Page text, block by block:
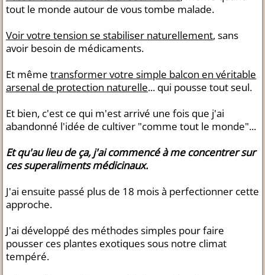
tout le monde autour de vous tombe malade.
Voir votre tension se stabiliser naturellement, sans
avoir besoin de médicaments.
Et même transformer votre simple balcon en véritable
arsenal de protection naturelle... qui pousse tout seul.
Et bien, c'est ce qui m'est arrivé une fois que j'ai
abandonné l'idée de cultiver "comme tout le monde"...
Et qu'au lieu de ça, j'ai commencé à me concentrer sur
ces superaliments médicinaux.
J'ai ensuite passé plus de 18 mois à perfectionner cette
approche.
J'ai développé des méthodes simples pour faire
pousser ces plantes exotiques sous notre climat
tempéré.